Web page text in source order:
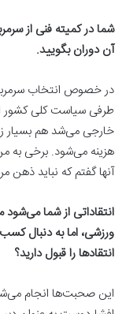
شما در کمیته فنی از
آن دوران بگویید.
در خصوص انتخاب
طرفی سیاست کلی کشور
خارجی می‌شد هم بسیار
هزینه می‌شود. برخی به
آنها گفتم که نباید ذهن
انتقاداتی از شما می‌شود
ورزشی، اما به دنبال
انتقادها را قبول دارید؟
این صحبت‌ها انجام